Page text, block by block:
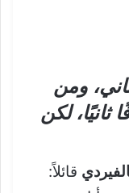
ومن
لكن
قائلاً: